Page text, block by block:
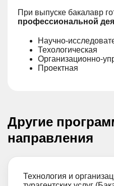
При выпуске бакалавр
профессиональной
Научно-
Техологическая
Организационно-
Проектная
Другие
направления
Технология и